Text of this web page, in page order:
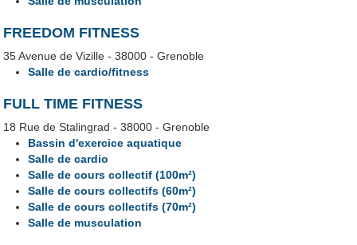
FREEDOM FITNESS
35 Avenue de Vizille - 38000 - Grenoble
Salle de cardio/fitness
FULL TIME FITNESS
18 Rue de Stalingrad - 38000 - Grenoble
Bassin d'exercice aquatique
Salle de cardio
Salle de cours collectif (100m²)
Salle de cours collectifs (60m²)
Salle de cours collectifs (70m²)
Salle de musculation